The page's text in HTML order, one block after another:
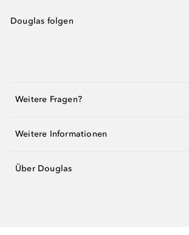
Douglas folgen
Weitere Fragen?
Weitere Informationen
Über Douglas